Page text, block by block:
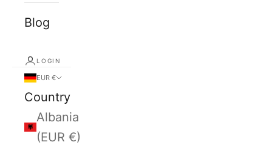
Blog
LOGIN
EUR €
Country
Albania
(EUR €)